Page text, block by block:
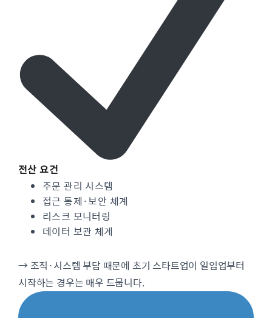
전산 요건
주문 관리 시스템
접근 통제·보안 체계
리스크 모니터링
데이터 보관 체계
→ 조직·시스템 부담 때문에 초기 스타트업이 일임업부터
시작하는 경우는 매우 드뭅니다.